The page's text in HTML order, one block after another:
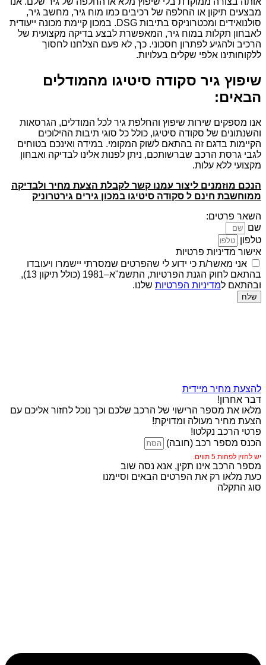
מבצעים תיקון או החלפה של רכיבים כמו מוח גיר, מחשב גיר,
סולנואידים ומכטרוניקס בתיבות DSG. במכון קיימת מכונה ייעודית
לאבחון תקלות במוח גיר, המאפשרת לבצע בדיקה מקצועית של
הרכיב ולהגיע לפתרון חסכוני. כך, לא פעם הצלחנו לחסוך
ללקוחותינו אלפי שקלים בעלויות.
שיפוץ גיר סקודה סיטיגו מהמודלים
הבאים:
אנו מספקים שירות שיפוץ והחלפת גיר לכל המודלים, הגרסאות
והשנתונים של סקודה סיטיגו, כולל כל סוגי תיבות ההילוכים
הקיימות בדגם זה בהתאם לשוק המקומי. במידה ואינכם בטוחים
לגבי גרסת הרכב שברשותכם, ניתן לפנות אלינו לבדיקה ואבחון
מקצועי ללא עלות.
הנכם מוזמנים ליצור עמנו קשר לקבלת הצעת מחיר ולבדיקה
ממוחשבת חינם ל סקודה סיטיגו במכון גירים גירטרוניק
השאר פרטים:
שם
טלפון
אישור מדיניות פרטיות
אני מאשר/ת כי ידוע לי שהפרטים שמסרתי יישמרו ויעובדו
בהתאם לחוק הגנת הפרטיות, התשמ"א–1981 (כולל תיקון 13),
ובהתאם למדיניות הפרטיות שלנו.
שלח
להצעת מחיר מיידית
דבר אחרון!
מלאו את מספר הרישוי של הרכב שלכם וכך נוכל לחזור אליכם עם
הצעת מחיר מעולה ומדויקת!
פרטי הרכב נקלטו!
הכנס מספר רכב (חובה)
יש להזין לפחות 5 תווים.
מספר הרכב אינו תקין, אנא נסה שוב
כעת מלאו רק את הפרטים הבאים וסיימנו
סוג התקלה